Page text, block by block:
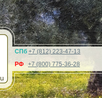
СПб +7 (812) 223-47-13
РФ +7 (800) 775-36-28